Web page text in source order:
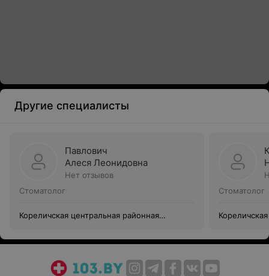
Другие специалисты
Павлович
Алеся Леонидовна
Нет отзывов
Стоматолог
Кореличская центральная районная
Стоматолог